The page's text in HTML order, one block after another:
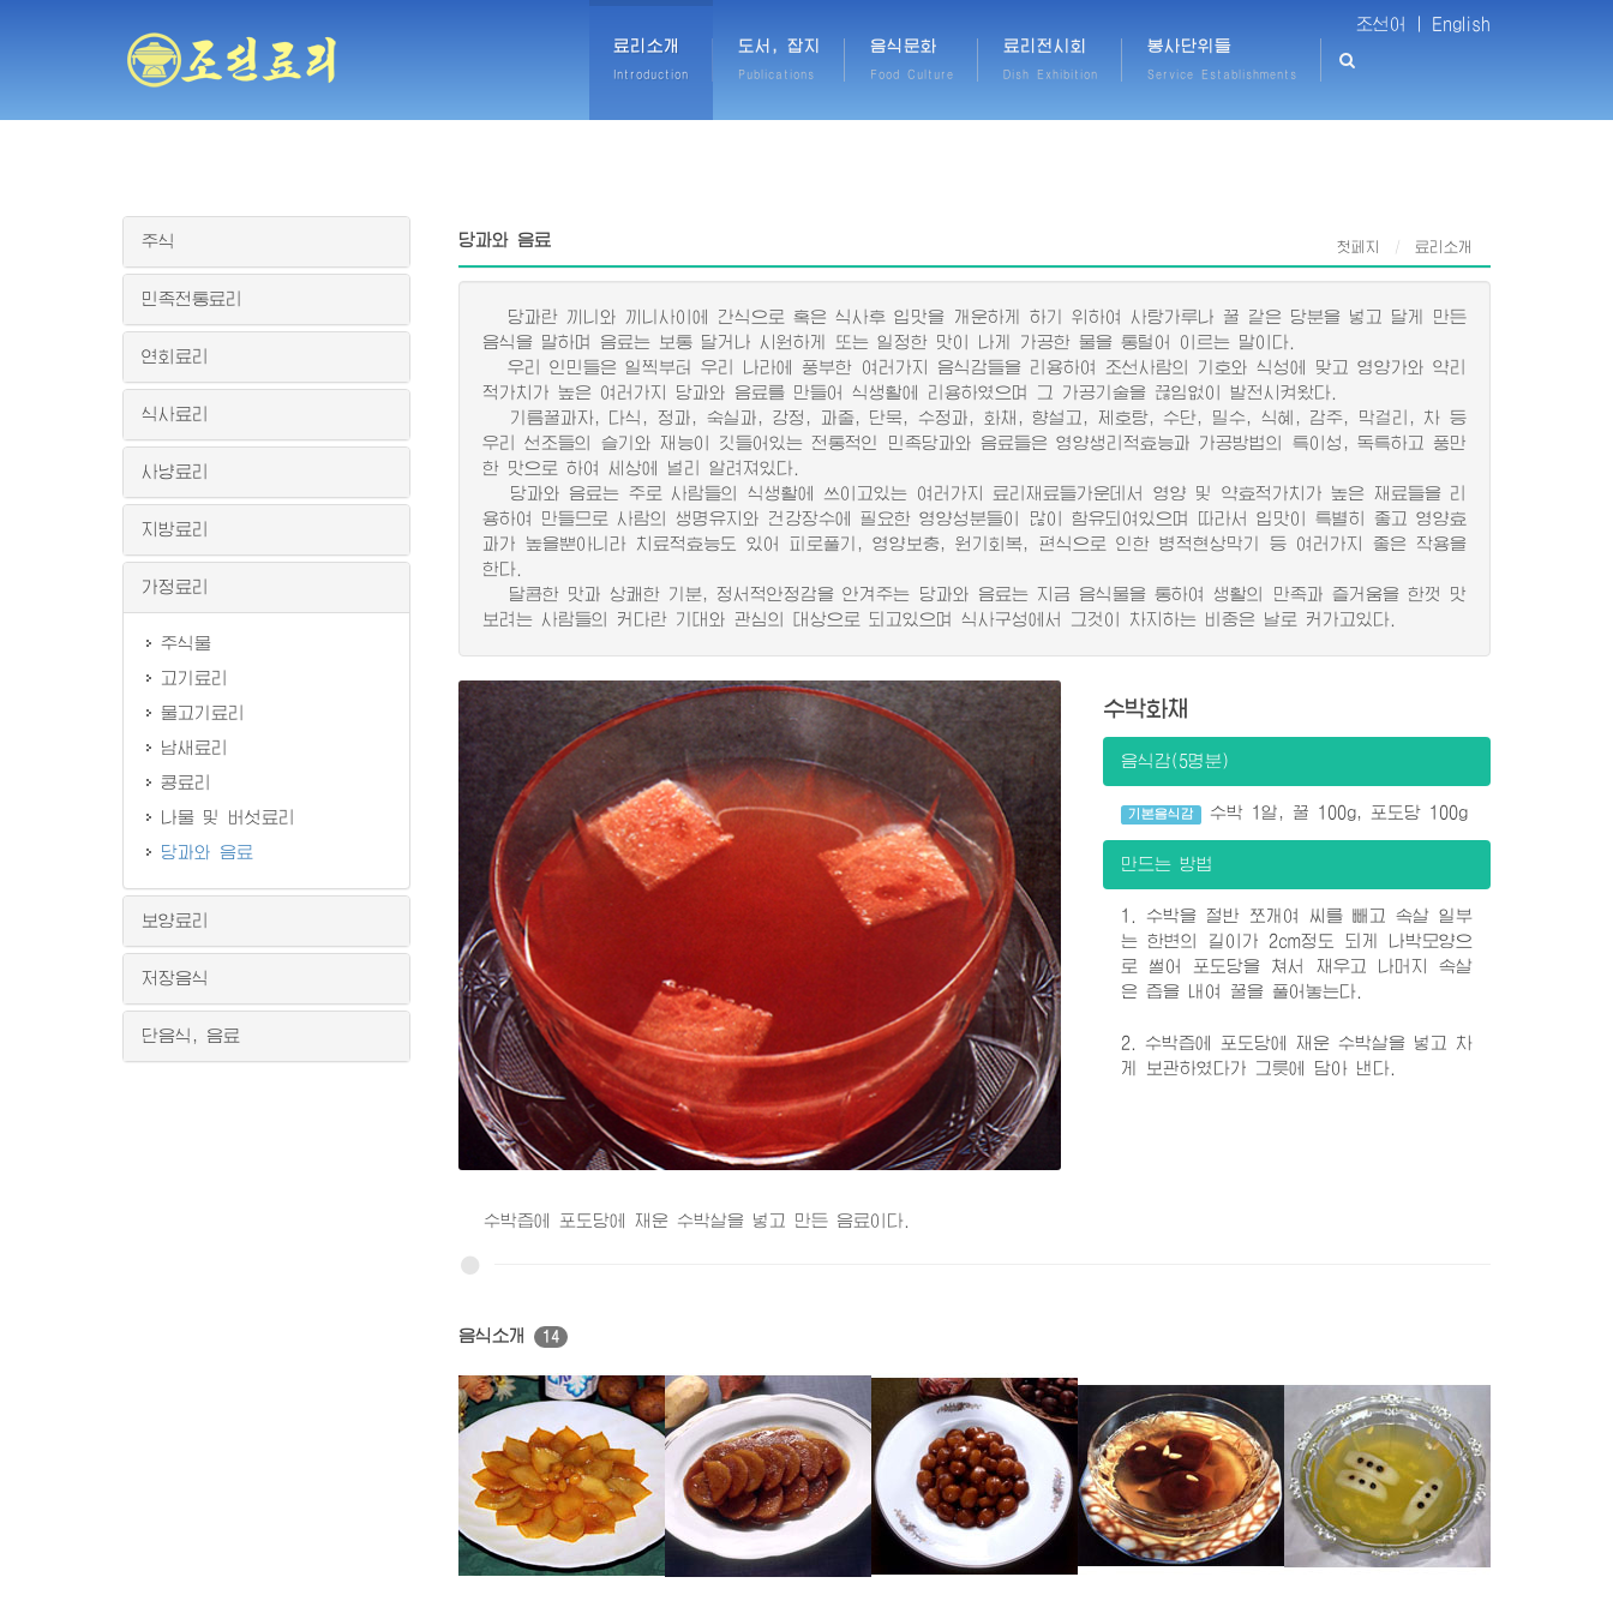
조선어 | English
료리소개
Introduction
도서, 잡지
Publications
음식문화
Food Culture
료리전시회
Dish Exhibition
봉사단위들
Service Establishments
당과와 음료 첫페지 료리소개
당과란 끼니와 끼니사이에 간식으로 혹은 식사후 입맛을 개운하게 하기 위하여 사탕가루나 꿀 같은 당분을 넣고 달게 만든
음식을 말하며 음료는 보통 달거나 시원하게 또는 일정한 맛이 나게 가공한 물을 통털어 이르는 말이다.
우리 인민들은 일찍부터 우리 나라에 풍부한 여러가지 음식감들을 리용하여 조선사람의 기호와 식성에 맞고 영양가와 약리
적가치가 높은 여러가지 당과와 음료를 만들어 식생활에 리용하였으며 그 가공기술을 끊임없이 발전시켜왔다.
기름꿀과자, 다식, 정과, 숙실과, 강정, 과줄, 단묵, 수정과, 화채, 향설고, 제호탕, 수단, 밀수, 식혜, 감주, 막걸리, 차 등
우리 선조들의 슬기와 재능이 깃들어있는 전통적인 민족당과와 음료들은 영양생리적효능과 가공방법의 특이성, 독특하고 풍만
한 맛으로 하여 세상에 널리 알려져있다.
당과와 음료는 주로 사람들의 식생활에 쓰이고있는 여러가지 료리재료들가운데서 영양 및 약효적가치가 높은 재료들을 리
용하여 만들므로 사람의 생명유지와 건강장수에 필요한 영양성분들이 많이 함유되여있으며 따라서 입맛이 특별히 좋고 영양효
과가 높을뿐아니라 치료적효능도 있어 피로풀기, 영양보충, 원기회복, 편식으로 인한 병적현상막기 등 여러가지 좋은 작용을
한다.
달콤한 맛과 상쾌한 기분, 정서적안정감을 안겨주는 당과와 음료는 지금 음식물을 통하여 생활의 만족과 즐거움을 한껏 맛
보려는 사람들의 커다란 기대와 관심의 대상으로 되고있으며 식사구성에서 그것이 차지하는 비중은 날로 커가고있다.
수박즙에 포도당에 재운 수박살을 넣고 만든 음료이다.
수박화채
음식감(5명분)
기본음식감 수박 1알, 꿀 100g, 포도당 100g
만드는 방법
1. 수박을 절반 쪼개여 씨를 빼고 속살 일부
는 한변의 길이가 2cm정도 되게 나박모양으
로 썰어 포도당을 쳐서 재우고 나머지 속살
은 즙을 내여 꿀을 풀어놓는다.
2. 수박즙에 포도당에 재운 수박살을 넣고 차
게 보관하였다가 그릇에 담아 낸다.
음식소개 14
주식
민족전통료리
연회료리
식사료리
사냥료리
지방료리
가정료리
주식물
고기료리
물고기료리
남새료리
콩료리
나물 및 버섯료리
당과와 음료
보양료리
저장음식
단음식, 음료